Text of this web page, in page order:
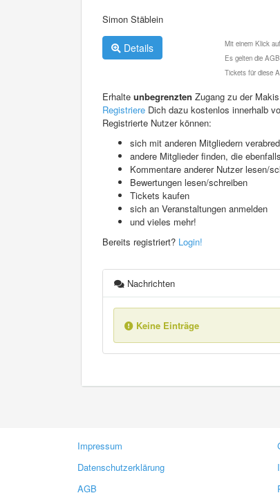
Simon Stäblein
Details
Mit einem Klick
Es gelten die
Tickets für diese
Erhalte unbegrenzten Zugang zu der
Registriere Dich dazu kostenlos innerhalb
Registrierte Nutzer können:
sich mit anderen Mitgliedern
andere Mitglieder finden, die
Kommentare anderer Nutzer lesen/
Bewertungen lesen/schreiben
Tickets kaufen
sich an Veranstaltungen anmelden
und vieles mehr!
Bereits registriert? Login!
Nachrichten
Keine Einträge
Impressum
Datenschutzerklärung
AGB